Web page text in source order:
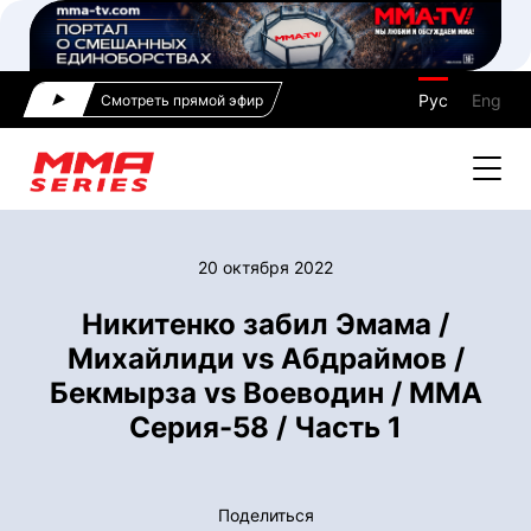
Смотреть прямой эфир Рус Eng
20 октября 2022
Никитенко забил Эмама /
Михайлиди vs Абдраймов /
Бекмырза vs Воеводин / ММА
Серия-58 / Часть 1
Поделиться